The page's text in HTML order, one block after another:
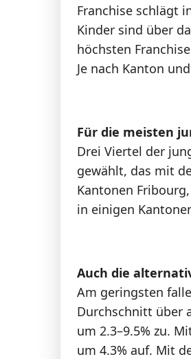
Franchise schlägt
Kinder sind über
höchsten
Je nach Kanton
Für die meisten
Drei Viertel der
gewählt, das mit
Kantonen
in einigen
Auch die
Am geringsten
Durchschnitt über
um 2.3–9.5% zu.
um 4.3% auf. Mit